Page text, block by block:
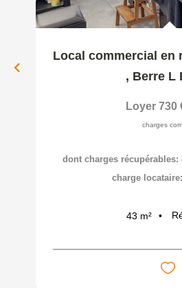
, Berre L
Loyer 730
charges
dont charges récupérables:
charge
43 m²